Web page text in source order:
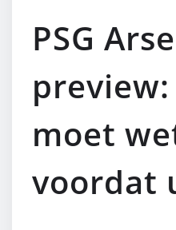
PSG
moet
voordat